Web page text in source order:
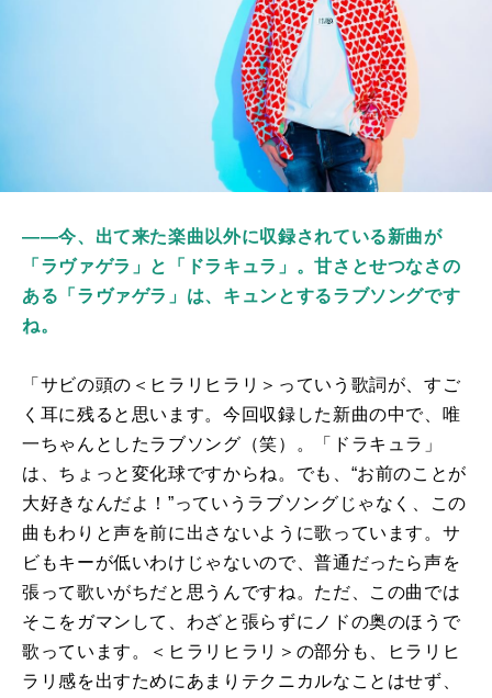
――今、出て来た楽曲以外に収録されている新曲が
「ラヴァゲラ」と「ドラキュラ」。甘さとせつなさの
ある「ラヴァゲラ」は、キュンとするラブソングです
ね。
「サビの頭の＜ヒラリヒラリ＞っていう歌詞が、すご
く耳に残ると思います。今回収録した新曲の中で、唯
一ちゃんとしたラブソング（笑）。「ドラキュラ」
は、ちょっと変化球ですからね。でも、“お前のことが
大好きなんだよ！”っていうラブソングじゃなく、この
曲もわりと声を前に出さないように歌っています。サ
ビもキーが低いわけじゃないので、普通だったら声を
張って歌いがちだと思うんですね。ただ、この曲では
そこをガマンして、わざと張らずにノドの奥のほうで
歌っています。＜ヒラリヒラリ＞の部分も、ヒラリヒ
ラリ感を出すためにあまりテクニカルなことはせず、